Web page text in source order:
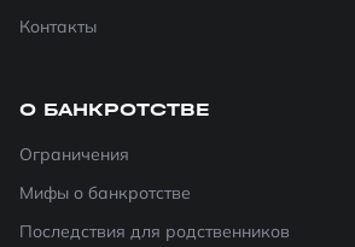
Контакты
О БАНКРОТСТВЕ
Ограничения
Мифы о банкротстве
Последствия для родственников